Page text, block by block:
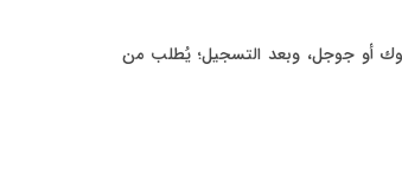
أو جوجل، وبعد التسجيل؛ يُطلب من